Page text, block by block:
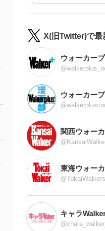
X(旧Twitter)で最
ウォーカー
ウォーカー
関西ウォー
東海ウォー
@TokaiWalkers
キャラ
@chara_walker_